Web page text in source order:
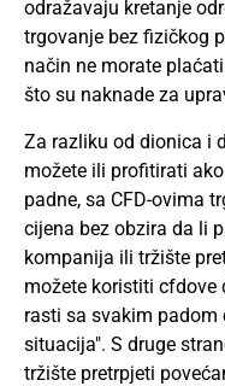
odražavaju kretanje
trgovanje bez fizičkog
način ne morate
što su naknade za
Za razliku od dionica i
možete ili profitirati
padne, sa CFD-ovima
cijena bez obzira da li
kompanija ili tržište
možete koristiti cfdove
rasti sa svakim padom
situacija". S druge
tržište pretrpjeti